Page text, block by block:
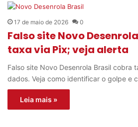
17 de maio de 2026 0
Falso site Novo
taxa via Pix; veja alerta
Falso site Novo Desenrola Brasil cobra
dados. Veja como identificar o golpe e
Leia mais »